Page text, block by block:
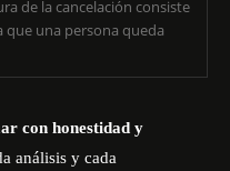
de la cancelación consiste
que una persona queda
con honestidad y
análisis y cada